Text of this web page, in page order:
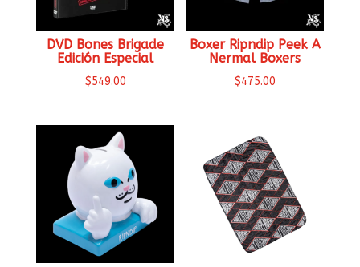
DVD Bones Brigade
Edición Especial
$549.00
Boxer Ripndip Peek A
Nermal Boxers
$475.00